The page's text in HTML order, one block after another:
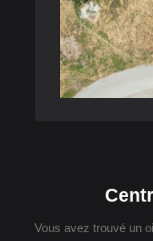
Vous avez trouvé un